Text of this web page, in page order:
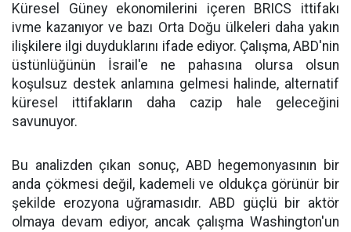
Küresel Güney ekonomilerini içeren BRICS ittifakı
ivme kazanıyor ve bazı Orta Doğu ülkeleri daha yakın
ilişkilere ilgi duyduklarını ifade ediyor. Çalışma, ABD'nin
üstünlüğünün İsrail'e ne pahasına olursa olsun
koşulsuz destek anlamına gelmesi halinde, alternatif
küresel ittifakların daha cazip hale geleceğini
savunuyor.
Bu analizden çıkan sonuç, ABD hegemonyasının bir
anda çökmesi değil, kademeli ve oldukça görünür bir
şekilde erozyona uğramasıdır. ABD güçlü bir aktör
olmaya devam ediyor, ancak çalışma Washington'un